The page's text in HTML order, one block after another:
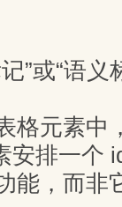
”或“语义
格元素中
安排一个
能，而非